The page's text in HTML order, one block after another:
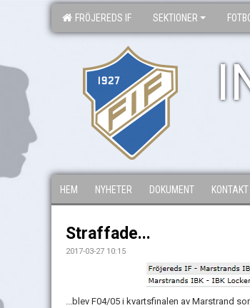
FRÖJEREDS IF SEKTIONER
HEM NYHETER DOKUMENT KONTAKT
Straffade...
2017-03-27 10:15
...blev F04/05 i kvartsfinalen av Marstrand